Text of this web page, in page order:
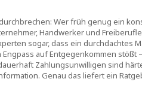
Wer früh genug ein
Handwerker und
sogar, dass ein durchdachtes
auf Entgegenkommen
Zahlungsunwilligen sind
Genau das liefert ein